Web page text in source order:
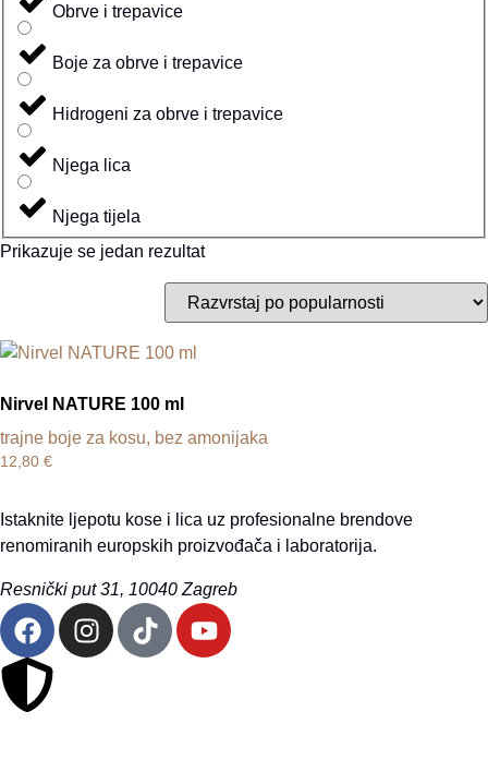
Obrve i trepavice
Boje za obrve i trepavice
Hidrogeni za obrve i trepavice
Njega lica
Njega tijela
Prikazuje se jedan rezultat
Nirvel NATURE 100 ml
trajne boje za kosu, bez amonijaka
12,80 €
Istaknite ljepotu kose i lica uz profesionalne brendove
renomiranih europskih proizvođača i laboratorija.
Resnički put 31, 10040 Zagreb